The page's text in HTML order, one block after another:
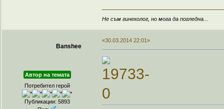
Не съм гинеколог, но мога да погледна...
Banshee
Автор на темата
Потребител герой
Публикации: 5893
«30.03.2014 22:01»